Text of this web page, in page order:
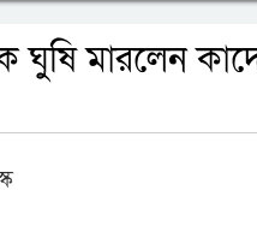
ঘুষি মারলেন